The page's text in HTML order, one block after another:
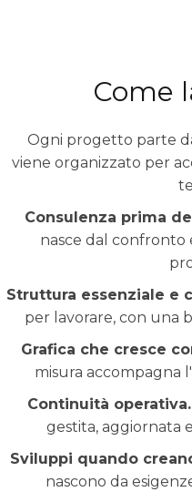
Come
Ogni progetto parte
viene organizzato per
Consulenza prima
nasce dal confronto
Struttura essenziale e
per lavorare, con una
Grafica che cresce
misura accompagna
Continuità operativa.
gestita, aggiornata
Sviluppi quando
nascono da